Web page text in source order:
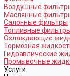
Воздушные
Маслянные
Салонные фильтры
Топливные фильтры
Охлаждающие
Тормозная
Гидравлические
Промывочные
Услуги